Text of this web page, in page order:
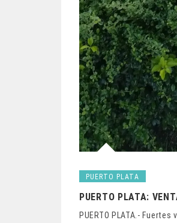
PUERTO PLATA
PUERTO PLATA:
PUERTO PLATA.-